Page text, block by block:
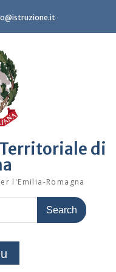
di
l'Emilia-Romagna